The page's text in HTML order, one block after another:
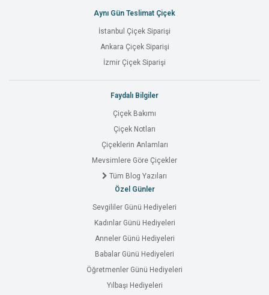
Aynı Gün Teslimat Çiçek
İstanbul Çiçek Siparişi
Ankara Çiçek Siparişi
İzmir Çiçek Siparişi
Faydalı Bilgiler
Çiçek Bakımı
Çiçek Notları
Çiçeklerin Anlamları
Mevsimlere Göre Çiçekler
Tüm Blog Yazıları
Özel Günler
Sevgililer Günü Hediyeleri
Kadınlar Günü Hediyeleri
Anneler Günü Hediyeleri
Babalar Günü Hediyeleri
Öğretmenler Günü Hediyeleri
Yılbaşı Hediyeleri